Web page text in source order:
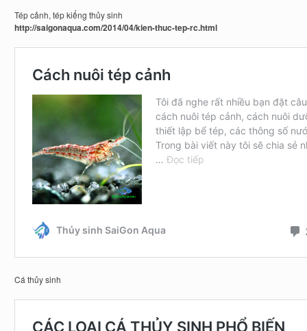
Tép cảnh, tép kiểng thủy sinh
http://saigonaqua.com/2014/04/kien-thuc-tep-rc.html
Cá thủy sinh